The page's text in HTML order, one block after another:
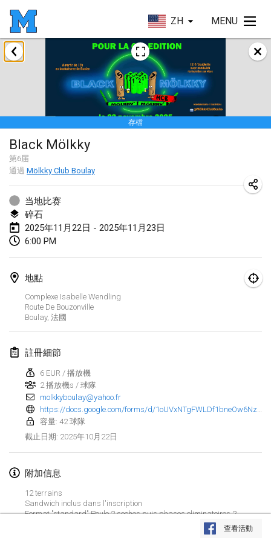
ZH MENU
显示列表
存檔
Black Mölkky
第6届
通過 Mölkky Club Boulay
当地比赛
碎石
2025年11月22日 - 2025年11月23日
6:00 PM
地點
Complexe Isabelle Wendling
Route De Bouzonville
Boulay, 法國
註冊細節
6 EUR / 播放機
2 播放機s / 球隊
molkkyboulay@yahoo.fr
容量: 42 球隊
截止日期: 2025年10月22日
附加信息
12 terrains
Sandwich inclus dans l'inscription
Format "standard" Poule 2 seches puis phases eliminatoires 2
查看活動
2025年1月
Tournoi Mixte ASPTTOM
2025年1月18日|法國
Indoor Polish Open 2025 - Singles
2025年1月18日
Tournoi de St Max
2025年1月19日|法國
Indoor Polish Open 2025 - Doubles
2025年1月19日 |波蘭
Tournoi de Mölkky - Lesfous Dubâtonvaigeois
2025年1月25日
2025年2月
US Mölkky Winter
2025年2月7日
Open des vendanges tardives
2025年2月8日|
Indoor de la CASAS
2025年2月15日|法國
2025年2月15日
Warm-up EM Indoor